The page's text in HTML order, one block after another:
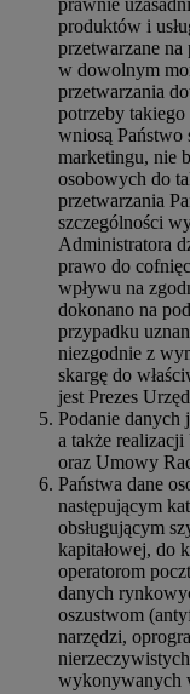
produktów i
przetwarzane
w dowolnym
przetwarzania
potrzeby
wniosą Państwo
marketingu, nie
osobowych do
przetwarzania
szczególności
Administratora
prawo do
wpływu na
dokonano na
przypadku
niezgodnie z
skargę do
jest Prezes
Podanie danych
a także
oraz Umowy
Państwa dane
następującym
obsługującym
kapitałowej, do
operatorom
danych
oszustwom
narzędzi,
wykonywanych